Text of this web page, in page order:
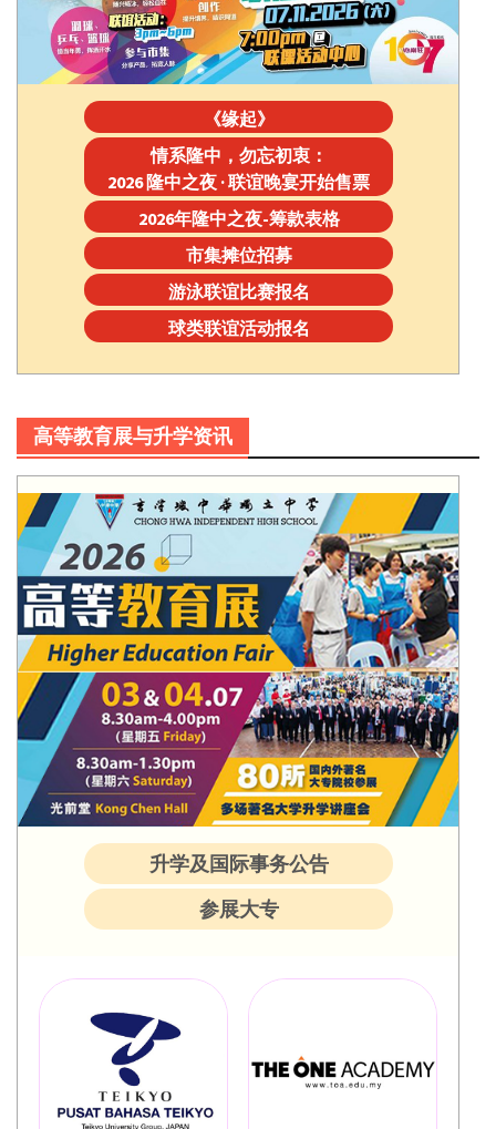
《缘起》
情系隆中，勿忘初衷：
2026 隆中之夜 · 联谊晚宴开始售票
2026年隆中之夜-筹款表格
市集摊位招募
游泳联谊比赛报名
球类联谊活动报名
高等教育展与升学资讯
升学及国际事务公告
参展大专